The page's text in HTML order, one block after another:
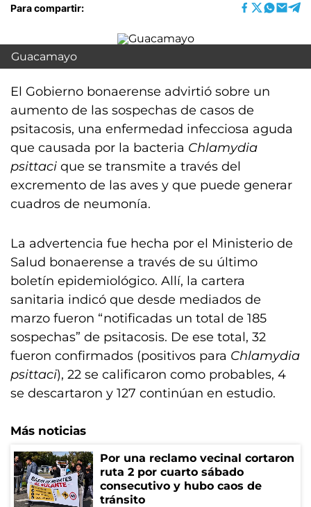
Para compartir:
Guacamayo
El Gobierno bonaerense advirtió sobre un
aumento de las sospechas de casos de
psitacosis, una enfermedad infecciosa aguda
que causada por la bacteria Chlamydia
psittaci que se transmite a través del
excremento de las aves y que puede generar
cuadros de neumonía.
La advertencia fue hecha por el Ministerio de
Salud bonaerense a través de su último
boletín epidemiológico. Allí, la cartera
sanitaria indicó que desde mediados de
marzo fueron “notificadas un total de 185
sospechas” de psitacosis. De ese total, 32
fueron confirmados (positivos para Chlamydia
psittaci), 22 se calificaron como probables, 4
se descartaron y 127 continúan en estudio.
Más noticias
Por una reclamo vecinal cortaron
ruta 2 por cuarto sábado
consecutivo y hubo caos de
tránsito